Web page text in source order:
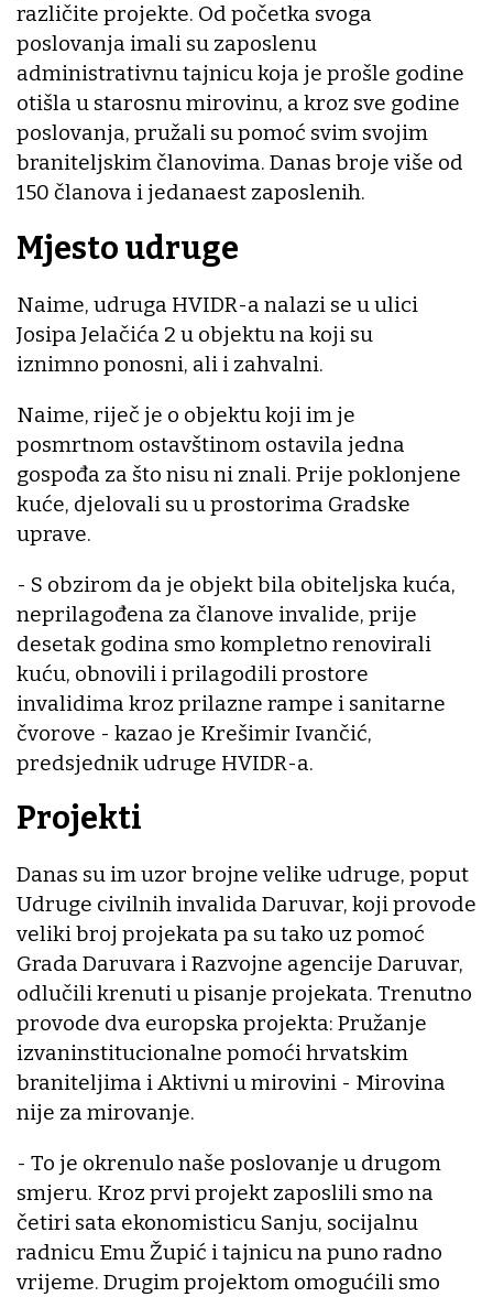
različite projekte. Od početka svoga
poslovanja imali su zaposlenu
administrativnu tajnicu koja je prošle godine
otišla u starosnu mirovinu, a kroz sve godine
poslovanja, pružali su pomoć svim svojim
braniteljskim članovima. Danas broje više od
150 članova i jedanaest zaposlenih.
Mjesto udruge
Naime, udruga HVIDR-a nalazi se u ulici
Josipa Jelačića 2 u objektu na koji su
iznimno ponosni, ali i zahvalni.
Naime, riječ je o objektu koji im je
posmrtnom ostavštinom ostavila jedna
gospođa za što nisu ni znali. Prije poklonjene
kuće, djelovali su u prostorima Gradske
uprave.
- S obzirom da je objekt bila obiteljska kuća,
neprilagođena za članove invalide, prije
desetak godina smo kompletno renovirali
kuću, obnovili i prilagodili prostore
invalidima kroz prilazne rampe i sanitarne
čvorove - kazao je Krešimir Ivančić,
predsjednik udruge HVIDR-a.
Projekti
Danas su im uzor brojne velike udruge, poput
Udruge civilnih invalida Daruvar, koji provode
veliki broj projekata pa su tako uz pomoć
Grada Daruvara i Razvojne agencije Daruvar,
odlučili krenuti u pisanje projekata. Trenutno
provode dva europska projekta: Pružanje
izvaninstitucionalne pomoći hrvatskim
braniteljima i Aktivni u mirovini - Mirovina
nije za mirovanje.
- To je okrenulo naše poslovanje u drugom
smjeru. Kroz prvi projekt zaposlili smo na
četiri sata ekonomisticu Sanju, socijalnu
radnicu Emu Župić i tajnicu na puno radno
vrijeme. Drugim projektom omogućili smo